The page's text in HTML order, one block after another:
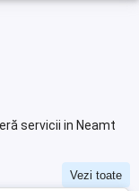
servicii in Neamt
Vezi toate